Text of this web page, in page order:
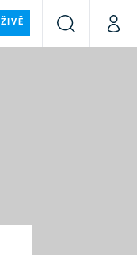
ŽIVĚ
VyhledáváníMůj